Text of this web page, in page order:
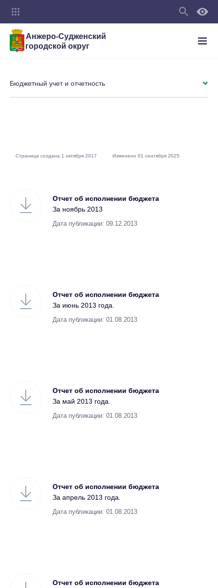
Анжеро-Судженский
городской округ
Отчет об исполнении бюджета
За ноябрь 2013
Дата публикации: 09.12.2013
Отчет об исполнении бюджета
За июнь 2013 года.
Дата публикации: 01.08.2013
Отчет об исполнении бюджета
За май 2013 года.
Дата публикации: 01.08.2013
Отчет об исполнении бюджета
За апрель 2013 года.
Дата публикации: 01.08.2013
Отчет об исполнении бюджета
Бюджетный учет и отчетность
Страница создана 1 октября 2017 Изменено 01 сентября 2025